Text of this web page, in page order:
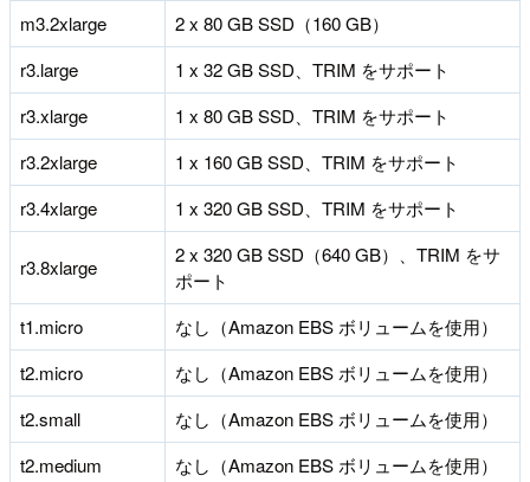
m3.2xlarge
2 x 80 GB SSD（160 GB）
r3.large
1 x 32 GB SSD、TRIM をサポート
r3.xlarge
1 x 80 GB SSD、TRIM をサポート
r3.2xlarge
1 x 160 GB SSD、TRIM をサポート
r3.4xlarge
1 x 320 GB SSD、TRIM をサポート
r3.8xlarge
2 x 320 GB SSD（640 GB）、TRIM をサ
ポート
t1.micro
なし（Amazon EBS ボリュームを使用）
t2.micro
なし（Amazon EBS ボリュームを使用）
t2.small
なし（Amazon EBS ボリュームを使用）
t2.medium
なし（Amazon EBS ボリュームを使用）